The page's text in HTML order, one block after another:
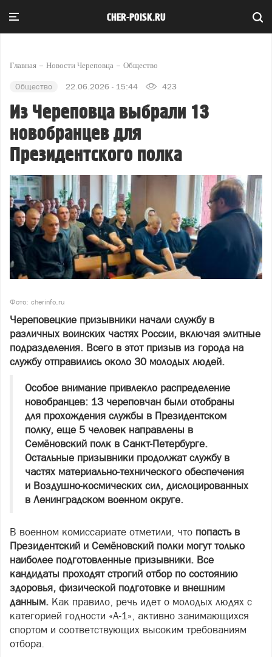
CHER-POISK.RU
Главная Новости Череповца Общество
Общество 22.06.2026 - 15:44 423
Из Череповца выбрали 13
новобранцев для
Президентского полка
Фото: cherinfo.ru
Череповецкие призывники начали службу в
различных воинских частях России, включая элитные
подразделения. Всего в этот призыв из города на
службу отправились около 30 молодых людей.
Особое внимание привлекло распределение
новобранцев: 13 череповчан были отобраны
для прохождения службы в Президентском
полку, еще 5 человек направлены в
Семёновский полк в Санкт-Петербурге.
Остальные призывники продолжат службу в
частях материально-технического обеспечения
и Воздушно-космических сил, дислоцированных
в Ленинградском военном округе.
В военном комиссариате отметили, что попасть в
Президентский и Семёновский полки могут только
наиболее подготовленные призывники. Все
кандидаты проходят строгий отбор по состоянию
здоровья, физической подготовке и внешним
данным. Как правило, речь идет о молодых людях с
категорией годности «А-1», активно занимающихся
спортом и соответствующих высоким требованиям
отбора.